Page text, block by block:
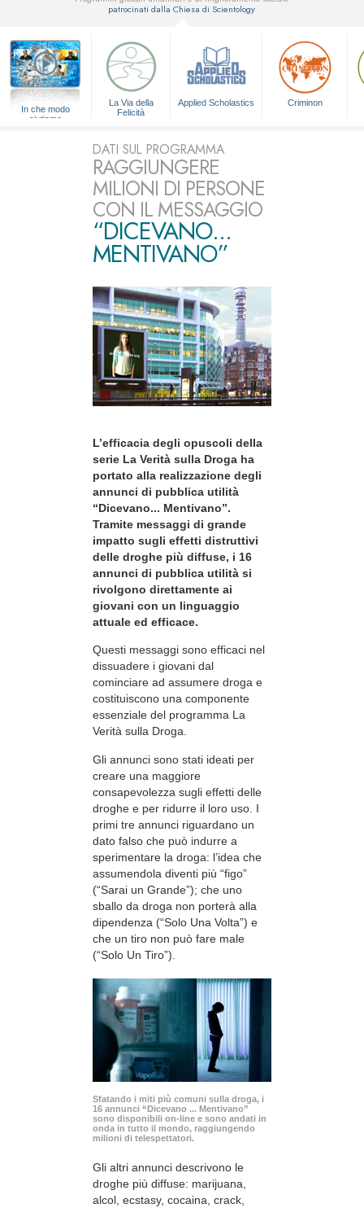
patrocinati dalla Chiesa di Scientology
In che modo
aiutiamo
La Via della
Felicità
Applied Scholastics Criminon
DATI SUL PROGRAMMA
RAGGIUNGERE
MILIONI DI PERSONE
CON IL MESSAGGIO
“DICEVANO...
MENTIVANO”
L’efficacia degli opuscoli della
serie La Verità sulla Droga ha
portato alla realizzazione degli
annunci di pubblica utilità
“Dicevano... Mentivano”.
Tramite messaggi di grande
impatto sugli effetti distruttivi
delle droghe più diffuse, i 16
annunci di pubblica utilità si
rivolgono direttamente ai
giovani con un linguaggio
attuale ed efficace.
Questi messaggi sono efficaci nel
dissuadere i giovani dal
cominciare ad assumere droga e
costituiscono una componente
essenziale del programma La
Verità sulla Droga.
Gli annunci sono stati ideati per
creare una maggiore
consapevolezza sugli effetti delle
droghe e per ridurre il loro uso. I
primi tre annunci riguardano un
dato falso che può indurre a
sperimentare la droga: l’idea che
assumendola diventi più “figo”
(“Sarai un Grande”); che uno
sballo da droga non porterà alla
dipendenza (“Solo Una Volta”) e
che un tiro non può fare male
(“Solo Un Tiro”).
Sfatando i miti più comuni sulla droga, i
16 annunci “Dicevano ... Mentivano”
sono disponibili on-line e sono andati in
onda in tutto il mondo, raggiungendo
milioni di telespettatori.
Gli altri annunci descrivono le
droghe più diffuse: marijuana,
alcol, ecstasy, cocaina, crack,